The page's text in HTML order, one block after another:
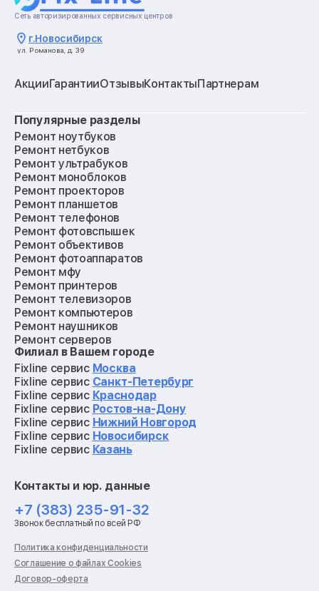
Сеть авторизированных сервисных центров
г.Новосибирск
ул. Романова, д. 39
АкцииГарантииОтзывыКонтактыПартнерам
Популярные разделы
Ремонт ноутбуков
Ремонт нетбуков
Ремонт ультрабуков
Ремонт моноблоков
Ремонт проекторов
Ремонт планшетов
Ремонт телефонов
Ремонт фотовспышек
Ремонт объективов
Ремонт фотоаппаратов
Ремонт мфу
Ремонт принтеров
Ремонт телевизоров
Ремонт компьютеров
Ремонт наушников
Ремонт серверов
Ремонт мониторов
Ремонт квадрокоптеров
Ремонт электросамокатов
Ремонт материнских плат
Ремонт видеокарт
Ремонт кофемашин
Ремонт vr систем
Ремонт игровых приставок
Ремонт роботов-пылесосов
Ремонт холодильников
Ремонт стиральных машин
Ремонт пылесосов
Ремонт варочных панелей
Ремонт духовых шкафов
Ремонт кондиционеров
Ремонт кухонных комбайнов
Филиал в Вашем городе
Fixline сервис Москва
Fixline сервис Санкт-Петербург
Fixline сервис Краснодар
Fixline сервис Ростов-на-Дону
Fixline сервис Нижний Новгород
Fixline сервис Новосибирск
Fixline сервис Казань
Контакты и юр. данные
+7 (383) 235-91-32
Звонок бесплатный по всей РФ
Политика конфиденциальности
Соглашение о файлах Cookies
Договор-оферта